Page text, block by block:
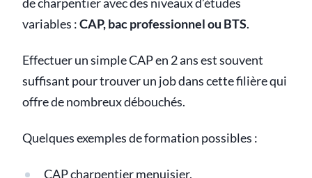
de charpentier avec des niveaux d’études
variables :CAP, bac professionnel ou BTS.
Effectuer un simple CAP en 2 ans est souvent
suffisant pour trouver un job dans cette filière qui
offre de nombreux débouchés.
Quelques exemples de formation possibles :
CAP charpentier menuisier,